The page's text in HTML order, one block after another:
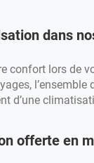
dans
confort lors de
l’ensemble
d’une
offerte en